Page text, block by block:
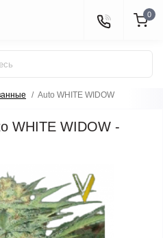
0
Auto WHITE WIDOW
WHITE WIDOW -